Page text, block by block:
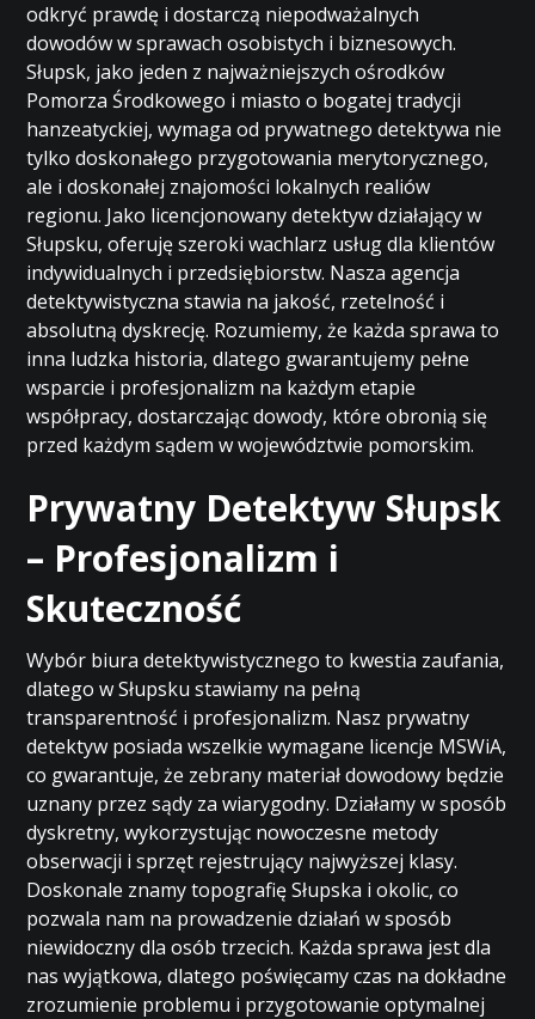
odkryć prawdę i dostarczą niepodważalnych
dowodów w sprawach osobistych i biznesowych.
Słupsk, jako jeden z najważniejszych ośrodków
Pomorza Środkowego i miasto o bogatej tradycji
hanzeatyckiej, wymaga od prywatnego detektywa nie
tylko doskonałego przygotowania merytorycznego,
ale i doskonałej znajomości lokalnych realiów
regionu. Jako licencjonowany detektyw działający w
Słupsku, oferuję szeroki wachlarz usług dla klientów
indywidualnych i przedsiębiorstw. Nasza agencja
detektywistyczna stawia na jakość, rzetelność i
absolutną dyskrecję. Rozumiemy, że każda sprawa to
inna ludzka historia, dlatego gwarantujemy pełne
wsparcie i profesjonalizm na każdym etapie
współpracy, dostarczając dowody, które obronią się
przed każdym sądem w województwie pomorskim.
Prywatny Detektyw Słupsk
– Profesjonalizm i
Skuteczność
Wybór biura detektywistycznego to kwestia zaufania,
dlatego w Słupsku stawiamy na pełną
transparentność i profesjonalizm. Nasz prywatny
detektyw posiada wszelkie wymagane licencje MSWiA,
co gwarantuje, że zebrany materiał dowodowy będzie
uznany przez sądy za wiarygodny. Działamy w sposób
dyskretny, wykorzystując nowoczesne metody
obserwacji i sprzęt rejestrujący najwyższej klasy.
Doskonale znamy topografię Słupska i okolic, co
pozwala nam na prowadzenie działań w sposób
niewidoczny dla osób trzecich. Każda sprawa jest dla
nas wyjątkowa, dlatego poświęcamy czas na dokładne
zrozumienie problemu i przygotowanie optymalnej